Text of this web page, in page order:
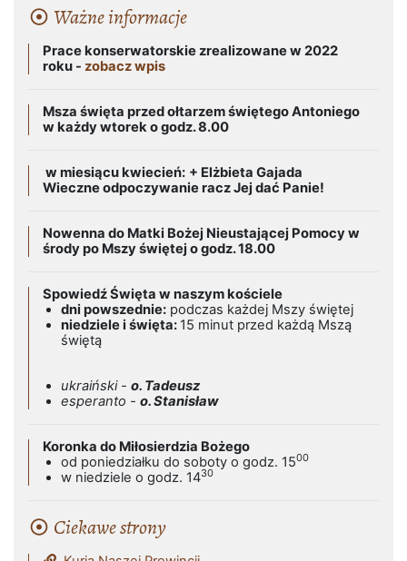
Ważne informacje
Prace konserwatorskie zrealizowane w 2022
roku - zobacz wpis
Msza święta przed ołtarzem świętego Antoniego
w każdy wtorek o godz. 8.00
w miesiącu kwiecień: + Elżbieta Gajada
Wieczne odpoczywanie racz Jej dać Panie!
Nowenna do Matki Bożej Nieustającej Pomocy w
środy po Mszy świętej o godz. 18.00
Spowiedź Święta w naszym kościele
dni powszednie: podczas każdej Mszy świętej
niedziele i święta: 15 minut przed każdą Mszą
świętą
ukraiński - o. Tadeusz
esperanto - o. Stanisław
Koronka do Miłosierdzia Bożego
od poniedziałku do soboty o godz. 1500
w niedziele o godz. 1430
Ciekawe strony